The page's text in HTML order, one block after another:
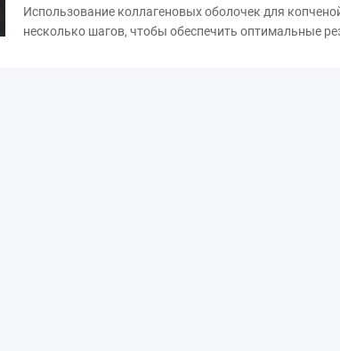
Использование коллагеновых оболочек для
несколько шагов, чтобы обеспечить оптимальные